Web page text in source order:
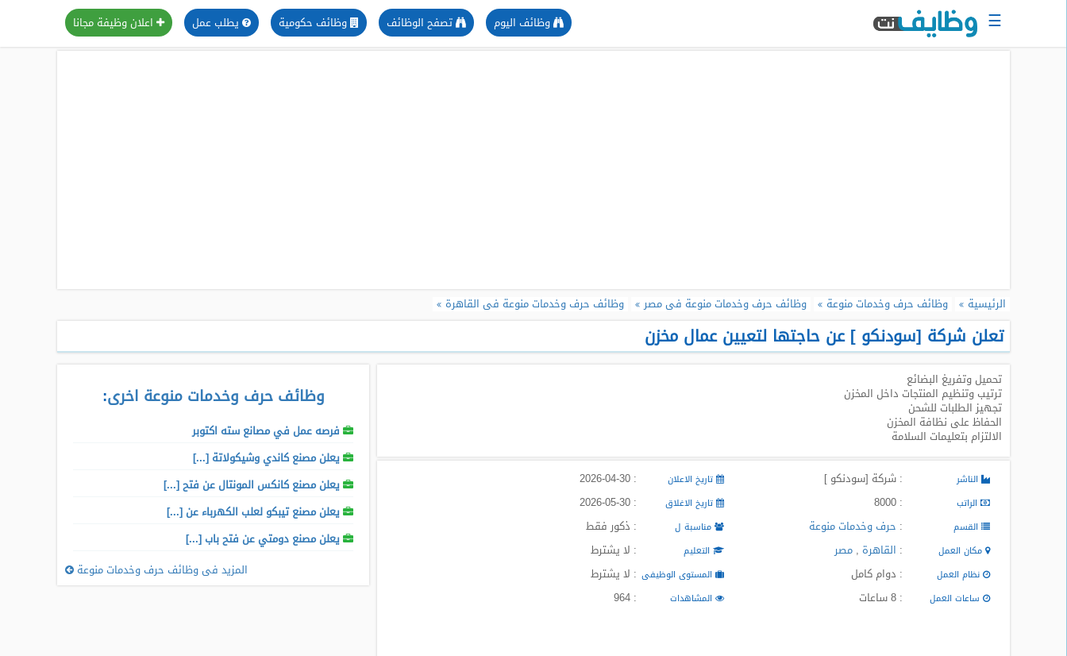
سيرتك
الذاتية
السعودية
☰ اعلان وظيفة مجانا يطلب عمل وظائف حكومية تصفح الوظائف وظائف اليوم
الرئيسية وظائف حرف وخدمات منوعة وظائف حرف وخدمات منوعة فى مصر وظائف حرف وخدمات منوعة فى القاهرة
تعلن شركة [سودنكو ] عن حاجتها لتعيين عمال مخزن
تحميل وتفريغ البضائع
ترتيب وتنظيم المنتجات داخل المخزن
تجهيز الطلبات للشحن
الحفاظ على نظافة المخزن
الالتزام بتعليمات السلامة
الناشر : شركة [سودنكو ]
الراتب : 8000
القسم : حرف وخدمات منوعة
مكان العمل : القاهرة ,مصر
نظام العمل : دوام كامل
ساعات العمل : 8 ساعات
تاريخ الاعلان : 2026-04-30
تاريخ الاغلاق : 2026-05-30
مناسبة ل : ذكور فقط
التعليم : لا يشترط
المستوى الوظيفى : لا يشترط
المشاهدات : 964
وظائف حرف وخدمات منوعة اخرى:
فرصه عمل في مصانع سته اكتوبر
يعلن مصنع كاندي وشيكولاتة [...]
يعلن مصنع كانكس المونتال عن فتح [...]
يعلن مصنع تيبكو لعلب الكهرباء عن [...]
يعلن مصنع دومتي عن فتح باب [...]
المزيد فى وظائف حرف وخدمات منوعة